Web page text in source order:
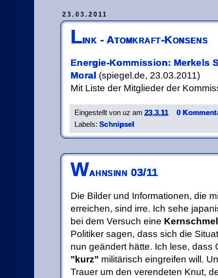
23.03.2011
Link - Atomkraft-Konsens
Energie-Kommission: Merkels
Moral (spiegel.de, 23.03.2011)
Mit Liste der Mitglieder der
Eingestellt von uz am 23.3.11
0
Labels: Schnipsel
Wahnsinn 03/11
Die Bilder und Informationen, die
erreichen, sind irre. Ich sehe
bei dem Versuch eine
Politiker sagen, dass sich die
nun geändert hätte. Ich lese, dass
"kurz" militärisch eingreifen will.
Trauer um den verendeten Knut,